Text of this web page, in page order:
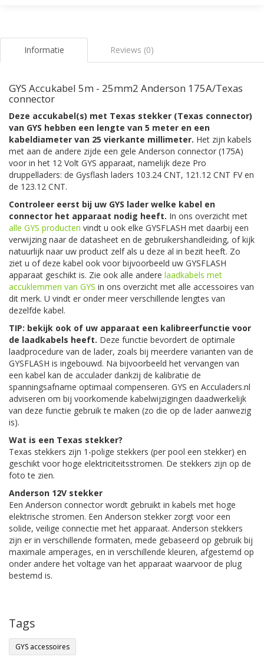
Informatie Reviews (0)
GYS Accukabel 5m - 25mm2 Anderson 175A/Texas
connector
Deze accukabel(s) met Texas stekker (Texas connector)
van GYS hebben een lengte van 5 meter en een
kabeldiameter van 25 vierkante millimeter. Het zijn kabels
met aan de andere zijde een gele Anderson connector (175A)
voor in het 12 Volt GYS apparaat, namelijk deze Pro
druppelladers: de Gysflash laders 103.24 CNT, 121.12 CNT FV en
de 123.12 CNT.
Controleer eerst bij uw GYS lader welke kabel en
connector het apparaat nodig heeft. In ons overzicht met
alle GYS producten vindt u ook elke GYSFLASH met daarbij een
verwijzing naar de datasheet en de gebruikershandleiding, of kijk
natuurlijk naar uw product zelf als u deze al in bezit heeft. Zo
ziet u of deze kabel ook voor bijvoorbeeld uw GYSFLASH
apparaat geschikt is. Zie ook alle andere laadkabels met
accuklemmen van GYS in ons overzicht met alle accessoires van
dit merk. U vindt er onder meer verschillende lengtes van
dezelfde kabel.
TIP: bekijk ook of uw apparaat een kalibreerfunctie voor
de laadkabels heeft. Deze functie bevordert de optimale
laadprocedure van de lader, zoals bij meerdere varianten van de
GYSFLASH is ingebouwd. Na bijvoorbeeld het vervangen van
een kabel kan de acculader dankzij de kalibratie de
spanningsafname optimaal compenseren. GYS en Acculaders.nl
adviseren om bij voorkomende kabelwijzigingen daadwerkelijk
van deze functie gebruik te maken (zo die op de lader aanwezig
is).
Wat is een Texas stekker?
Texas stekkers zijn 1-polige stekkers (per pool een stekker) en
geschikt voor hoge elektriciteitsstromen. De stekkers zijn op de
foto te zien.
Anderson 12V stekker
Een Anderson connector wordt gebruikt in kabels met hoge
elektrische stromen. Een Anderson stekker zorgt voor een
solide, veilige connectie met het apparaat. Anderson stekkers
zijn er in verschillende formaten, mede gebaseerd op gebruik bij
maximale amperages, en in verschillende kleuren, afgestemd op
onder andere het voltage van het apparaat waarvoor de plug
bestemd is.
Tags
GYS accessoires